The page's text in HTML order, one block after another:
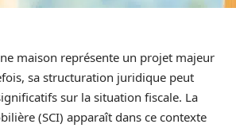
maison représente un projet majeur
sa structuration juridique peut
sur la situation fiscale. La
(SCI) apparaît dans ce contexte